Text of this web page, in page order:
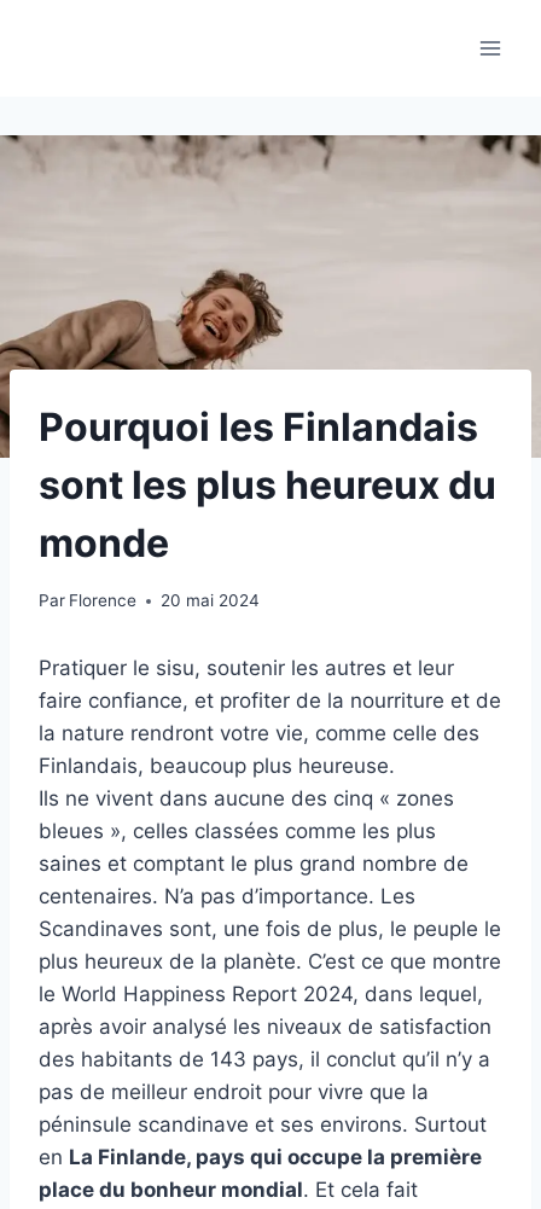
Pourquoi les Finlandais
sont les plus heureux du
monde
Par Florence 20 mai 2024
Pratiquer le sisu, soutenir les autres et leur
faire confiance, et profiter de la nourriture et de
la nature rendront votre vie, comme celle des
Finlandais, beaucoup plus heureuse.
Ils ne vivent dans aucune des cinq « zones
bleues », celles classées comme les plus
saines et comptant le plus grand nombre de
centenaires. N’a pas d’importance. Les
Scandinaves sont, une fois de plus, le peuple le
plus heureux de la planète. C’est ce que montre
le World Happiness Report 2024, dans lequel,
après avoir analysé les niveaux de satisfaction
des habitants de 143 pays, il conclut qu’il n’y a
pas de meilleur endroit pour vivre que la
péninsule scandinave et ses environs. Surtout
en La Finlande, pays qui occupe la première
place du bonheur mondial. Et cela fait